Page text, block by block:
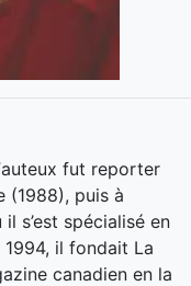
fut reporter
(1988), puis à
s’est spécialisé en
il fondait La
canadien en la